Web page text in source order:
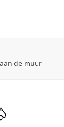
de muur